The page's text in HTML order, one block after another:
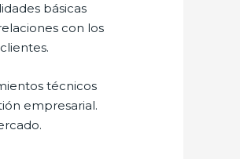
básicas
con los
técnicos
empresarial.